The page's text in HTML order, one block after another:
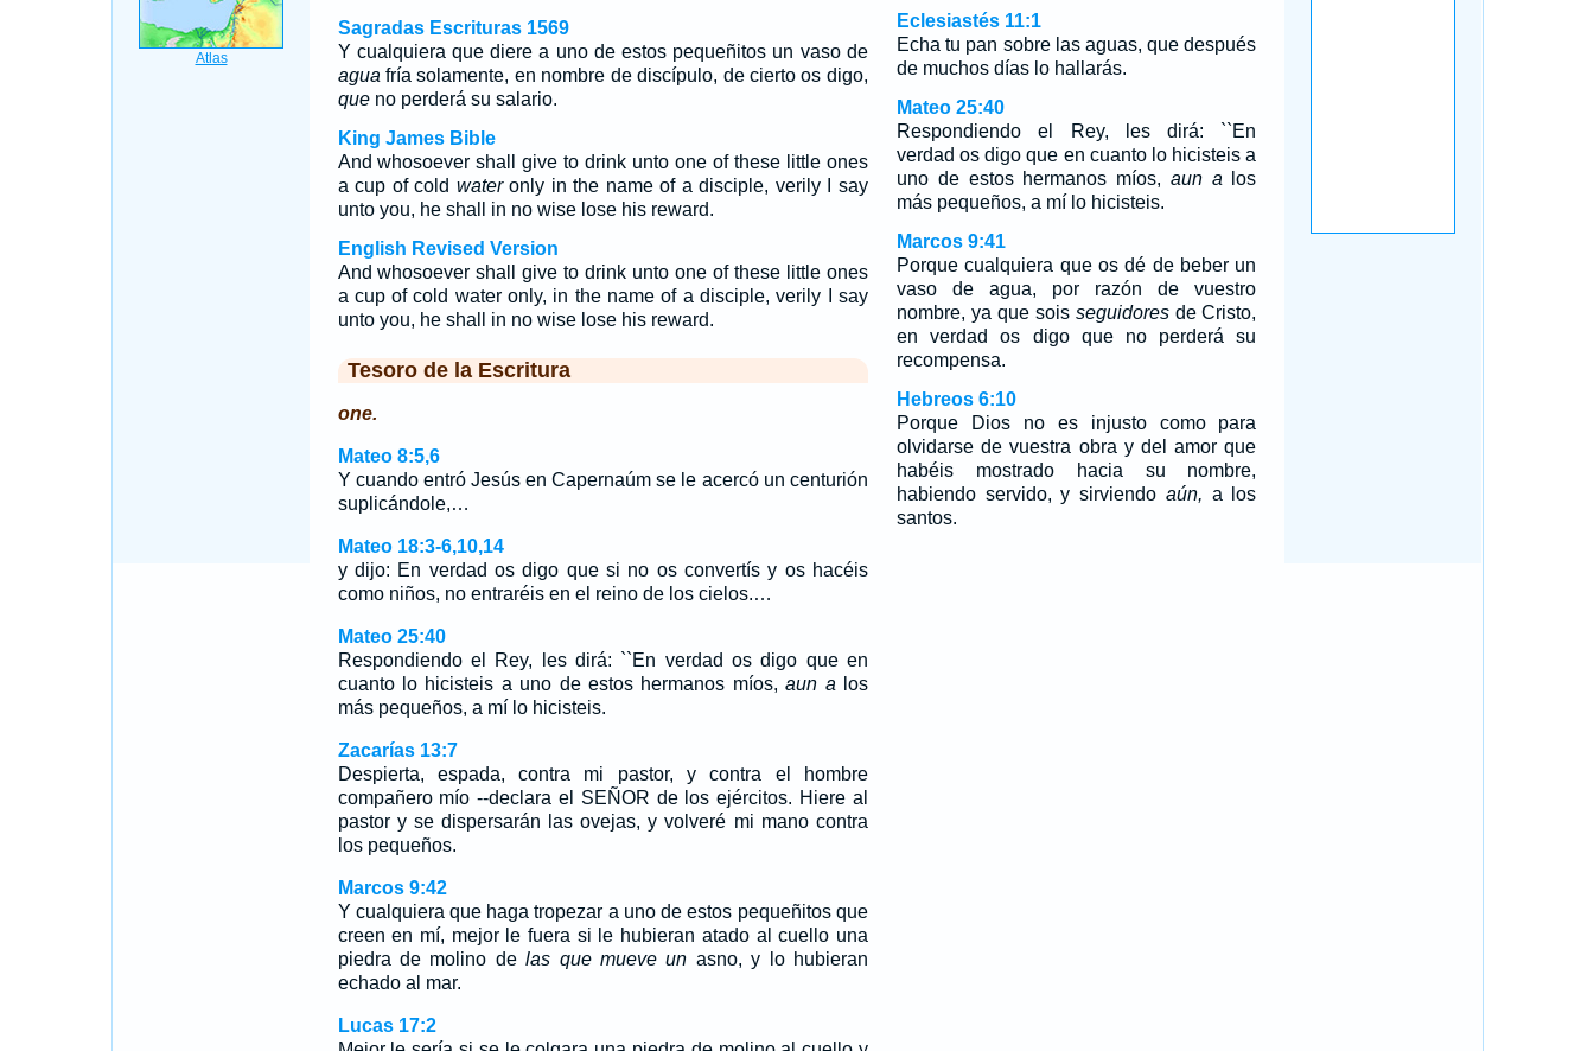
Sagradas Escrituras 1569
Y cualquiera que diere a uno de estos pequeñitos un vaso de
agua fría solamente, en nombre de discípulo, de cierto os digo,
queno perderá su salario.
King James Bible
And whosoever shall give to drink unto one of these little ones
a cup of cold wateronly in the name of a disciple, verily I say
unto you, he shall in no wise lose his reward.
English Revised Version
And whosoever shall give to drink unto one of these little ones
a cup of cold water only, in the name of a disciple, verily I say
unto you, he shall in no wise lose his reward.
Tesoro de la Escritura
one.
Mateo 8:5,6
Y cuando entró Jesús en Capernaúm se le acercó un centurión
suplicándole,…
Mateo 18:3-6,10,14
y dijo: En verdad os digo que si no os convertís y os hacéis
como niños, no entraréis en el reino de los cielos.…
Mateo 25:40
Respondiendo el Rey, les dirá: ``En verdad os digo que en
cuanto lo hicisteis a uno de estos hermanos míos,aun a los
más pequeños, a mí lo hicisteis.
Zacarías 13:7
Despierta, espada, contra mi pastor, y contra el hombre
compañero mío --declara el SEÑOR de los ejércitos. Hiere al
pastor y se dispersarán las ovejas, y volveré mi mano contra
los pequeños.
Marcos 9:42
Y cualquiera que haga tropezar a uno de estos pequeñitos que
creen en mí, mejor le fuera si le hubieran atado al cuello una
piedra de molino delas que mueve un asno, y lo hubieran
echado al mar.
Lucas 17:2
Eclesiastés 11:1
Echa tu pan sobre las aguas, que después
de muchos días lo hallarás.
Mateo 25:40
Respondiendo el Rey, les dirá: ``En
verdad os digo que en cuanto lo hicisteis a
uno de estos hermanos míos, aun a los
más pequeños, a mí lo hicisteis.
Marcos 9:41
Porque cualquiera que os dé de beber un
vaso de agua, por razón de vuestro
nombre, ya que sois seguidoresde Cristo,
en verdad os digo que no perderá su
recompensa.
Hebreos 6:10
Porque Dios no es injusto como para
olvidarse de vuestra obra y del amor que
habéis mostrado hacia su nombre,
habiendo servido, y sirviendo aún, a los
santos.